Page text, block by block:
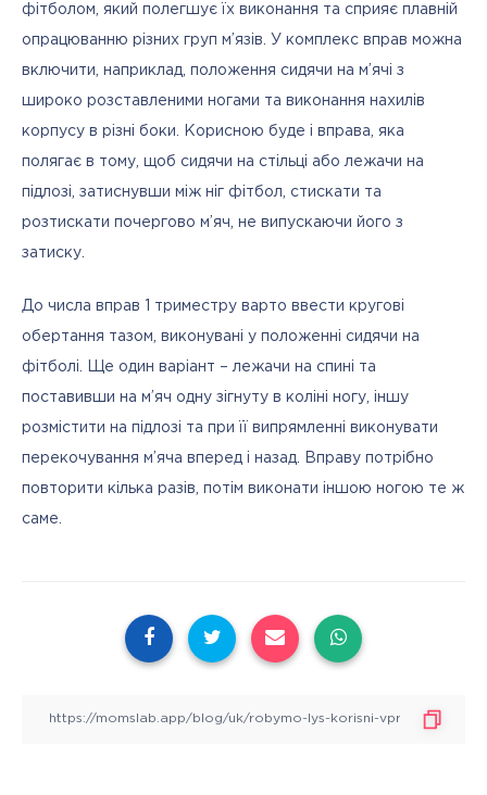
фітболом, який полегшує їх виконання та сприяє плавній
опрацюванню різних груп м’язів. У комплекс вправ можна
включити, наприклад, положення сидячи на м’ячі з
широко розставленими ногами та виконання нахилів
корпусу в різні боки. Корисною буде і вправа, яка
полягає в тому, щоб сидячи на стільці або лежачи на
підлозі, затиснувши між ніг фітбол, стискати та
розтискати почергово м’яч, не випускаючи його з
затиску.
До числа вправ 1 триместру варто ввести кругові
обертання тазом, виконувані у положенні сидячи на
фітболі. Ще один варіант – лежачи на спині та
поставивши на м’яч одну зігнуту в коліні ногу, іншу
розмістити на підлозі та при її випрямленні виконувати
перекочування м’яча вперед і назад. Вправу потрібно
повторити кілька разів, потім виконати іншою ногою те ж
саме.